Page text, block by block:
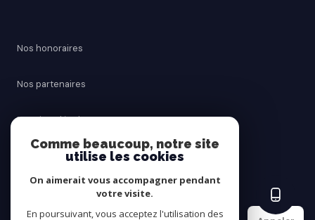
Nos honoraires
Nos partenaires
Mentions légales
Comme beaucoup, notre site
utilise les cookies
On aimerait vous accompagner pendant
votre visite.
En poursuivant, vous acceptez l'utilisation des